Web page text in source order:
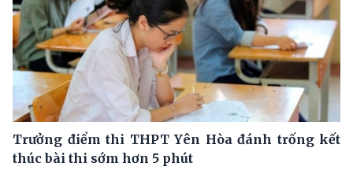
Trưởng điểm thi THPT Yên Hòa đánh trống kết
thúc bài thi sớm hơn 5 phút